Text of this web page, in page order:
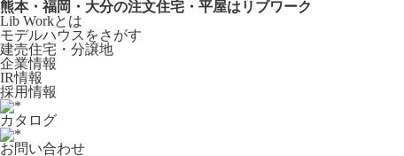
熊本・福岡・大分の注文住宅・平屋はリブワーク
Lib Workとは
モデルハウスをさがす
建売住宅・分譲地
企業情報
IR情報
採用情報
カタログ
お問い合わせ